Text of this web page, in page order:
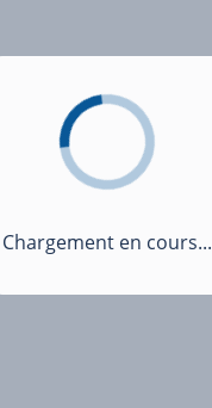
Chargement en cours...